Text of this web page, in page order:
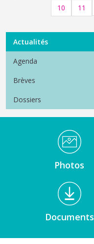
Page
10 Page
11
Menu Actualités
Actualités
Agenda
Brèves
Dossiers
Médiathèque Footer
Photos
Documents